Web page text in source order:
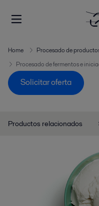
Home
Procesado de
Procesado de fermentos e
Solicitar oferta
Productos relacionados